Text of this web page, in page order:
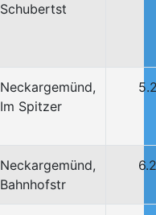
Schubertst
Neckargemünd,
Im Spitzer
Neckargemünd,
Bahnhofstr